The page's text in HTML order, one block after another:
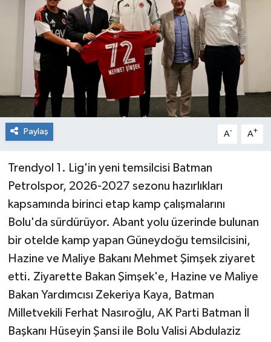
Paylaş A- A+
Trendyol 1. Lig'in yeni temsilcisi Batman
Petrolspor, 2026-2027 sezonu hazırlıkları
kapsamında birinci etap kamp çalışmalarını
Bolu'da sürdürüyor. Abant yolu üzerinde bulunan
bir otelde kamp yapan Güneydoğu temsilcisini,
Hazine ve Maliye Bakanı Mehmet Şimşek ziyaret
etti. Ziyarette Bakan Şimşek'e, Hazine ve Maliye
Bakan Yardımcısı Zekeriya Kaya, Batman
Milletvekili Ferhat Nasıroğlu, AK Parti Batman İl
Başkanı Hüseyin Şansi ile Bolu Valisi Abdulaziz
Künye